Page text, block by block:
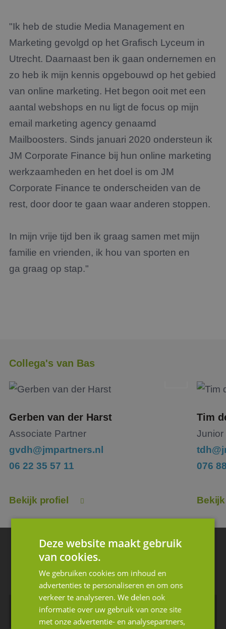
"Ik heb de studie Media Management en
Marketing gevolgd op het Grafisch Lyceum in
Utrecht. Daarnaast ben ik gaan ondernemen en
zo heb ik mijn kennis opgebouwd op het gebied
van online marketing. Het begon ooit met een
aantal webshops en nu ligt de focus op mijn
email marketing agency genaamd
Mailboosters. Sinds januari 2020 ondersteun ik
JM Corporate Finance bij hun online marketing
werkzaamheden en het doel is om JM
Corporate Finance te onderscheiden van de
rest, door door te gaan waar anderen stoppen.
In mijn vrije tijd ben ik graag samen met mijn
familie en vrienden, ik hou van sporten en
ga graag op stap."
Collega's van Bas
Gerben van der Harst
Associate Partner
gvdh@jmpartners.nl
06 22 35 57 11
Bekijk profiel
Tim
Junior
076
Blijf op de hoogte van ons laatste nieuws
Schrijf u in voor de nieuwsbrief.
Deze website maakt gebruik
van cookies.
We gebruiken cookies om inhoud en
advertenties te personaliseren en om ons
verkeer te analyseren. We delen ook
informatie over uw gebruik van onze site
met onze advertentie- en analysepartners,